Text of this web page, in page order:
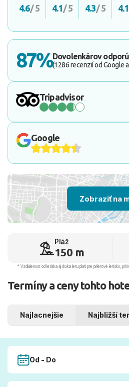
4.6/ 5 4.1/ 5 4.3/ 5 4.1
87%Dovolenkárov
(1286 recenzií od Google
Tripadvisor
Google
Zobraziť na
Pláž
150 m
* Vzdialenosť od letiska aj dľžka letu platí pre príletové letisko, pri
Termíny a ceny tohto
Najlacnejšie Najbližší
Od - Do